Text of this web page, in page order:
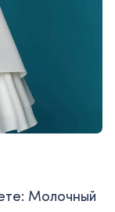
Молочный